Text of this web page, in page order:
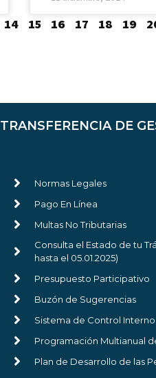
14 15 16 17 18 19
TRANSFERENCIA DE
Normas Legales
Pago En Línea
Multas No Tributarias
Consulta el Estado de tu
hasta el 05.01.2025)
Presupuesto Participativo
Buzón de Sugerencias
Sistema de Control
Programación Multianual
Plan de Desarrollo de las